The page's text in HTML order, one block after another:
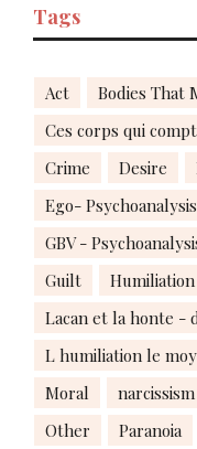
Tags
Act Bodies That
Ces corps qui
Crime
Desire
Ego- Psychoanalysis
GBV -
Guilt
Lacan et la honte -
L humiliation le
Moral
narcissism
Other
Paranoia